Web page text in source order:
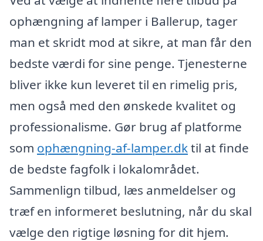
ophængning af lamper i Ballerup, tager
man et skridt mod at sikre, at man får den
bedste værdi for sine penge. Tjenesterne
bliver ikke kun leveret til en rimelig pris,
men også med den ønskede kvalitet og
professionalisme. Gør brug af platforme
som ophængning-af-lamper.dktil at finde
de bedste fagfolk i lokalområdet.
Sammenlign tilbud, læs anmeldelser og
træf en informeret beslutning, når du skal
vælge den rigtige løsning for dit hjem.